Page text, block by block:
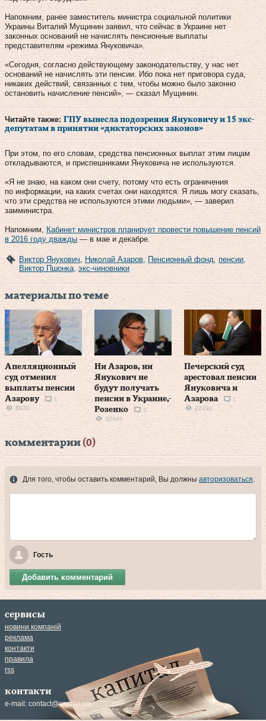
Напомним, ранее заместитель министра социальной политики
Украины Виталий Мущинин заявил, что сейчас в Украине нет
законных оснований не начислять пенсионные выплаты
представителям «режима Януковича».
«Сегодня, согласно действующему законодательству, у нас нет
оснований не начислять эти пенсии. Ибо пока нет приговора суда,
никаких действий, связанных с тем, чтобы можно было законно
остановить начисление пенсий», — сказал Мущинин.
Читайте также: ГПУ вынесла подозрения Януковичу и 15 экс-
депутатам в принятии «диктаторских законов»
При этом, по его словам, средства пенсионных выплат этим лицам
откладываются, и приспешниками Януковича не используются.
«Я не знаю, на каком они счету, потому что есть ограничения
по информации, на каких счетах они находятся. Я лишь могу сказать,
что эти средства не используются этими людьми», — заверил
замминистра.
Напомним,
Кабинет министров планирует провести повышение пенсий
в 2016 году дважды — в мае и декабре.
Виктор Янукович Николай Азаров Пенсионный фонд пенсии
Виктор Пшонка экс-чиновники
материалы по теме
Апелляционный
суд отменил
выплаты пенсии
Азарову
1
8830
Ни Азаров, ни
Янукович не
будут получать
пенсии в Украине,-
Розенко
3
32445
Печерский суд
арестовал пенсии
Януковича и
Азарова
1
22191
комментарии (0)
Для того, чтобы оставить комментарий, Вы должны авторизоваться.
Гость
Добавить комментарий
сервисы
новини компаній
реклама
контакти
правила
rss
контакти
e-mail: contact@capital.ua